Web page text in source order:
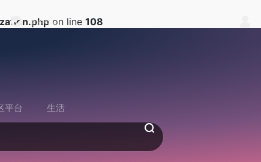
on line 108
中户中心
平台 生活